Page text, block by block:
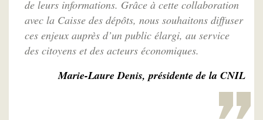
de leurs informations. Grâce à cette collaboration
avec la Caisse des dépôts, nous souhaitons diffuser
ces enjeux auprès d’un public élargi, au service
des citoyens et des acteurs économiques.
Marie-Laure Denis, présidente de la CNIL